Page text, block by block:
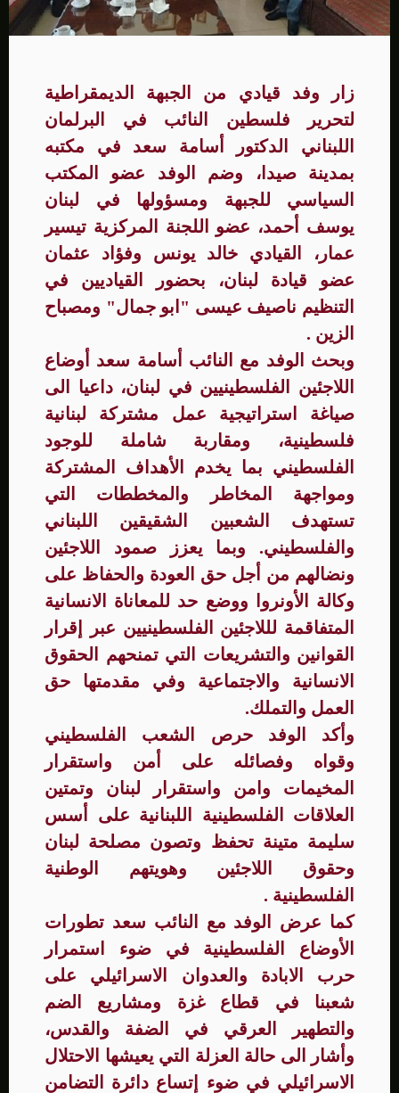
زار وفد قيادي من الجبهة الديمقراطية
لتحرير فلسطين النائب في البرلمان
اللبناني الدكتور أسامة سعد في مكتبه
بمدينة صيدا، وضم الوفد عضو المكتب
السياسي للجبهة ومسؤولها في لبنان
يوسف أحمد، عضو اللجنة المركزية تيسير
عمار، القيادي خالد يونس وفؤاد عثمان
عضو قيادة لبنان، بحضور القياديين في
التنظيم ناصيف عيسى "ابو جمال" ومصباح
الزين .
وبحث الوفد مع النائب أسامة سعد أوضاع
اللاجئين الفلسطينيين في لبنان، داعيا الى
صياغة استراتيجية عمل مشتركة لبنانية
فلسطينية، ومقاربة شاملة للوجود
الفلسطيني بما يخدم الأهداف المشتركة
ومواجهة المخاطر والمخططات التي
تستهدف الشعبين الشقيقين اللبناني
والفلسطيني. وبما يعزز صمود اللاجئين
ونضالهم من أجل حق العودة والحفاظ على
وكالة الأونروا ووضع حد للمعاناة الانسانية
المتفاقمة لللاجئين الفلسطينيين عبر إقرار
القوانين والتشريعات التي تمنحهم الحقوق
الانسانية والاجتماعية وفي مقدمتها حق
العمل والتملك.
وأكد الوفد حرص الشعب الفلسطيني
وقواه وفصائله على أمن واستقرار
المخيمات وامن واستقرار لبنان وتمتين
العلاقات الفلسطينية اللبنانية على أسس
سليمة متينة تحفظ وتصون مصلحة لبنان
وحقوق اللاجئين وهويتهم الوطنية
الفلسطينية .
كما عرض الوفد مع النائب سعد تطورات
الأوضاع الفلسطينية في ضوء استمرار
حرب الابادة والعدوان الاسرائيلي على
شعبنا في قطاع غزة ومشاريع الضم
والتطهير العرقي في الضفة والقدس،
وأشار الى حالة العزلة التي يعيشها الاحتلال
الاسرائيلي في ضوء إتساع دائرة التضامن